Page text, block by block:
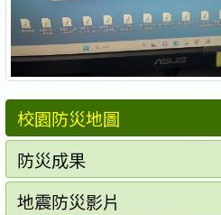
校園防災地圖
防災成果
地震防災影片